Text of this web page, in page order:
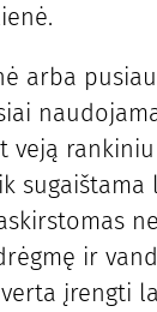
arba
veją
sugaištama
ir
įrengti